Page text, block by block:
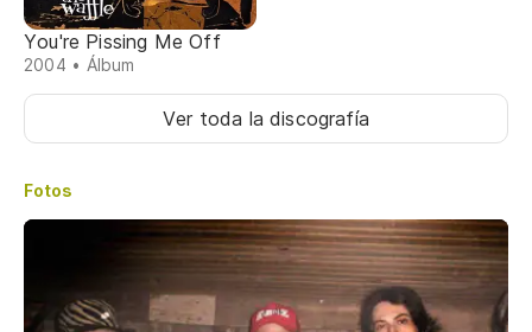
You're Pissing Me Off
2004 • Álbum
Ver toda la discografía
Fotos